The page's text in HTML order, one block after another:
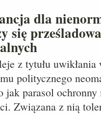
dla
się
z tytułu uwikłania
politycznego
jak parasol ochronny
Związana z nią